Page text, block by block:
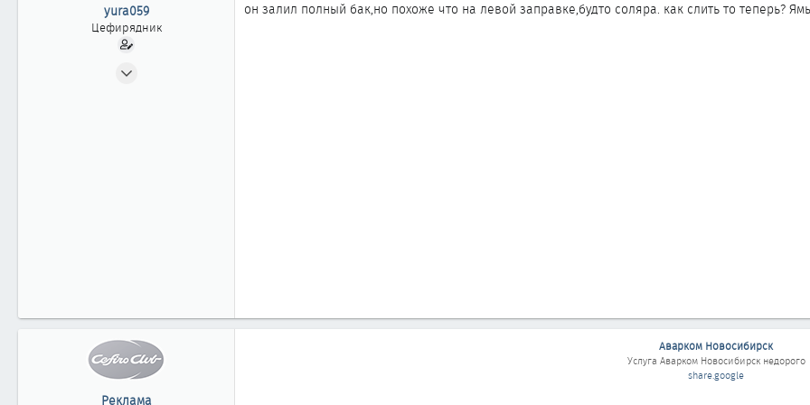
аyura059
Цефирядник
он залил полный бак,но похоже что на левой заправке,будто соляра. как слить то теперь?
Реклама
Аварком Новосибирск
УслугаАварком Новосибирскнедорого
share.google